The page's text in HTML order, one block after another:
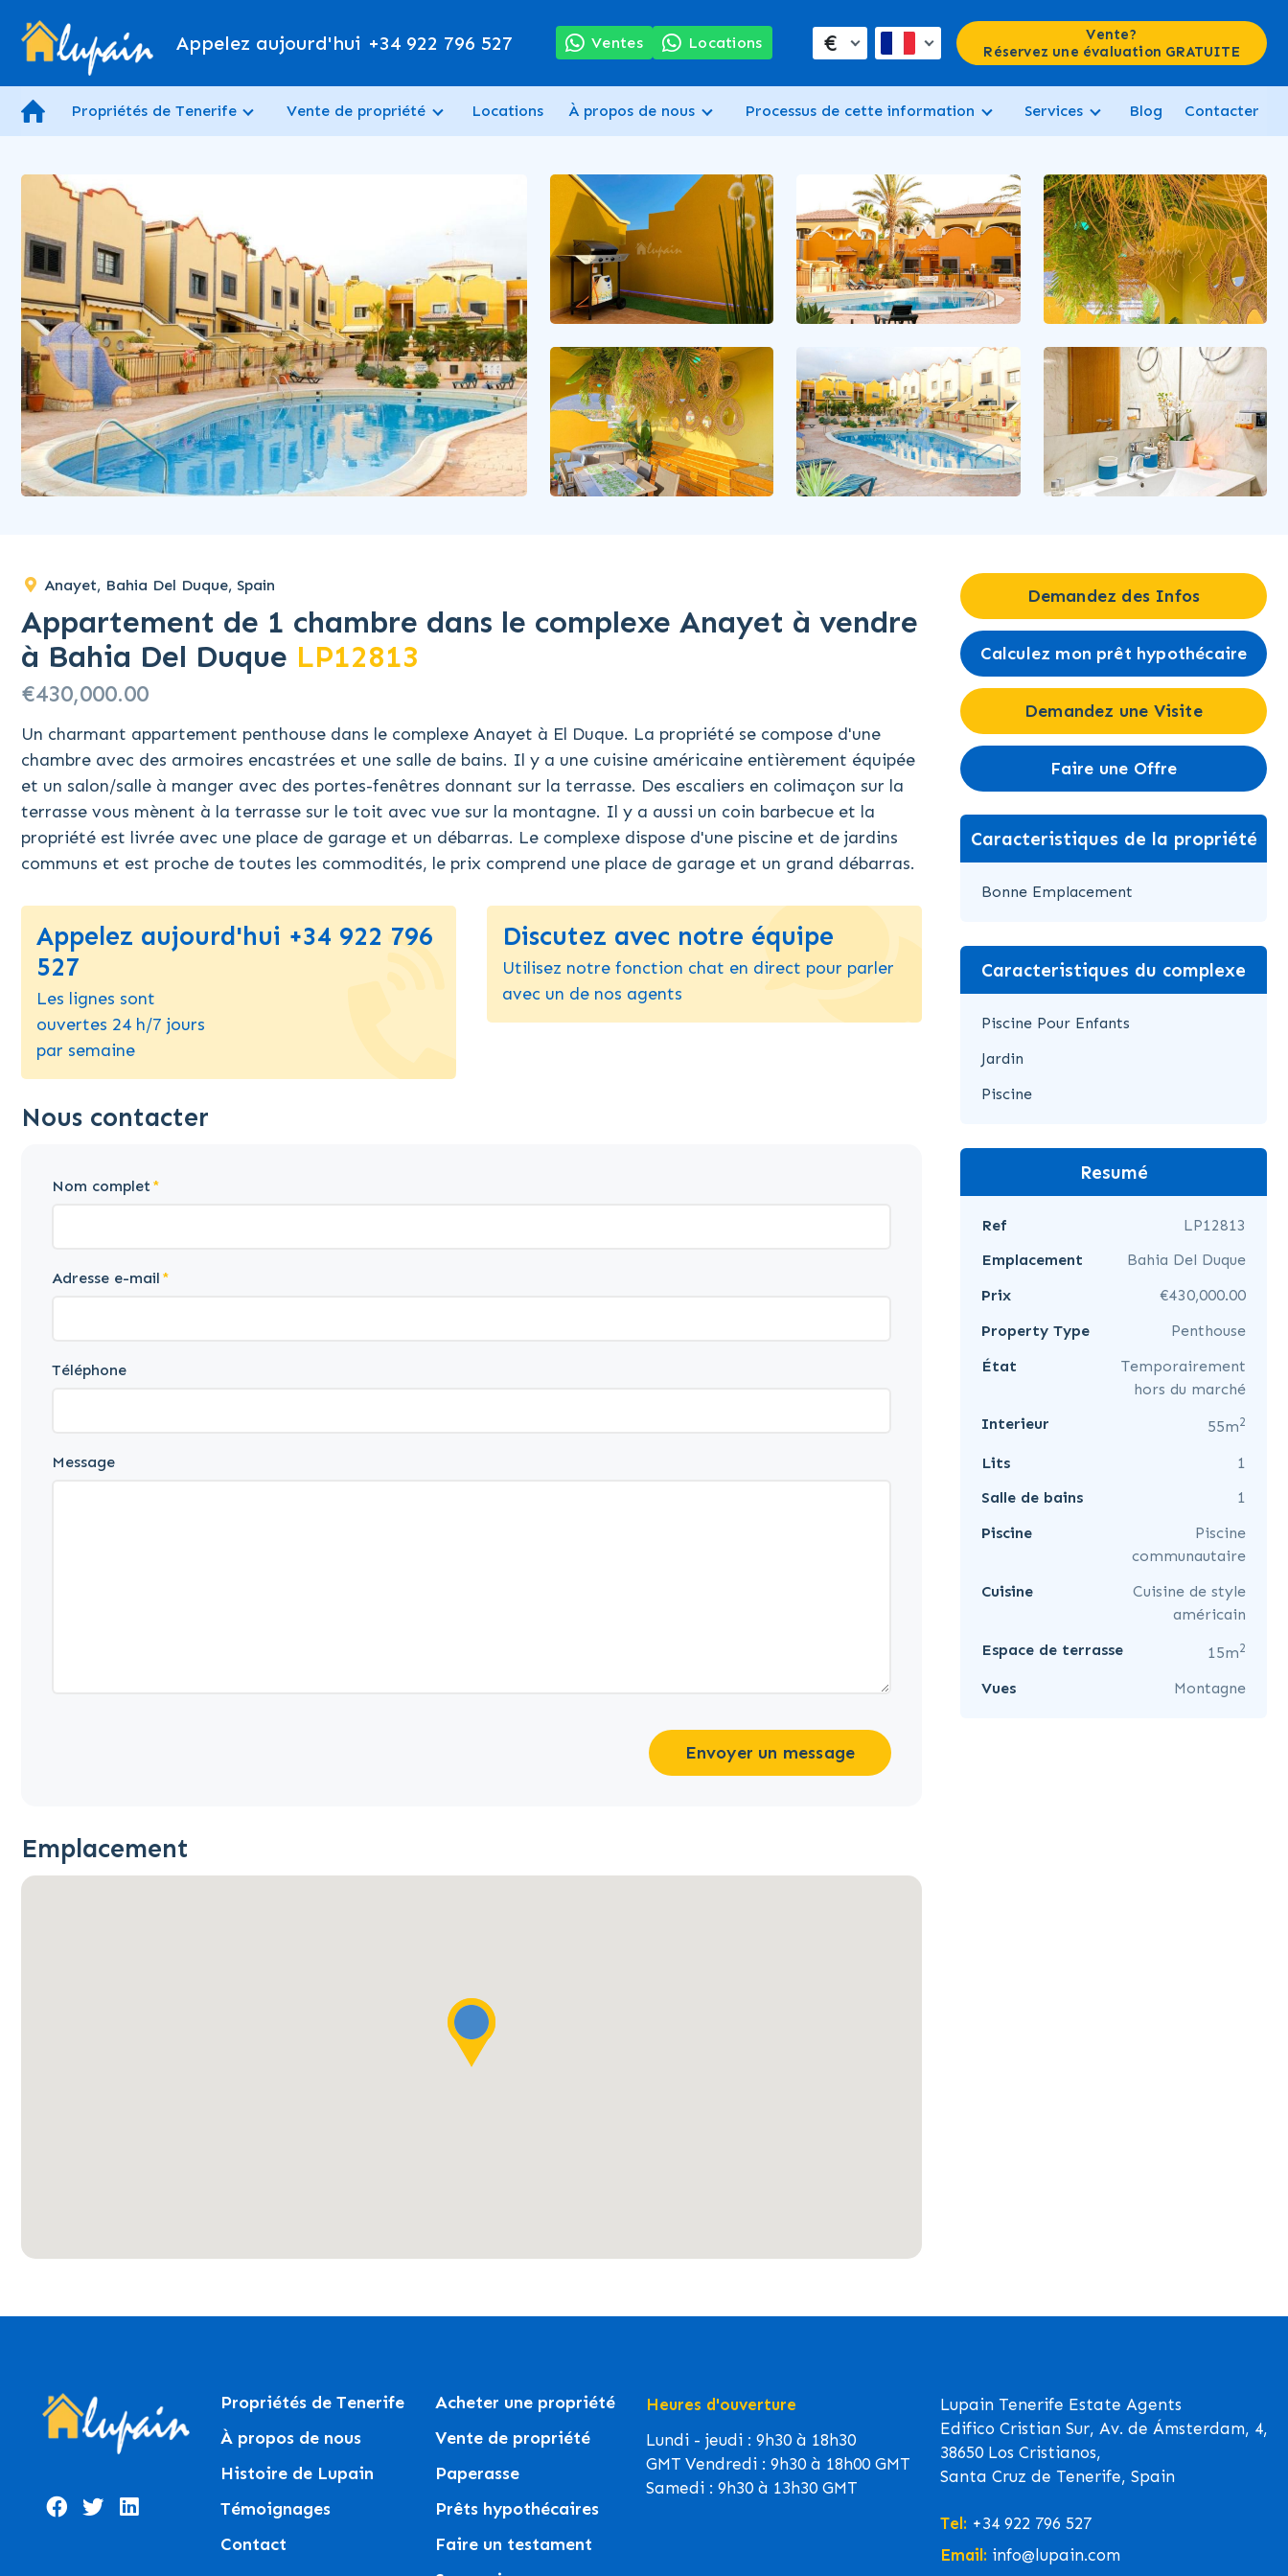
Appelez aujourd'hui +34 922 796 527 Ventes Locations €
Vente?
Réservez une évaluation GRATUITE
Propriétés de Tenerife Vente de propriété Locations À propos de nous Processus de cette information Services Blog Contacter
Anayet, Bahia Del Duque, Spain
Appartement de 1 chambre dans le complexe Anayet à vendre
à Bahia Del Duque LP12813
€430,000.00
Un charmant appartement penthouse dans le complexe Anayet à El Duque. La propriété se compose d'une
chambre avec des armoires encastrées et une salle de bains. Il y a une cuisine américaine entièrement équipée
et un salon/salle à manger avec des portes-fenêtres donnant sur la terrasse. Des escaliers en colimaçon sur la
terrasse vous mènent à la terrasse sur le toit avec vue sur la montagne. Il y a aussi un coin barbecue et la
propriété est livrée avec une place de garage et un débarras. Le complexe dispose d'une piscine et de jardins
communs et est proche de toutes les commodités, le prix comprend une place de garage et un grand débarras.
Appelez aujourd'hui +34 922 796
527
Les lignes sont
ouvertes 24 h/7 jours
par semaine
Discutez avec notre équipe
Utilisez notre fonction chat en direct pour parler
avec un de nos agents
Nous contacter
Nom complet
Adresse e-mail
Téléphone
Message
Envoyer un message
Emplacement
Demandez des Infos
Calculez mon prêt hypothécaire
Demandez une Visite
Faire une Offre
Caracteristiques de la propriété
Bonne Emplacement
Caracteristiques du complexe
Piscine Pour Enfants
Jardin
Piscine
Resumé
Ref
LP12813
Emplacement
Bahia Del Duque
Prix
€430,000.00
Property Type
Penthouse
État
Temporairement
hors du marché
Interieur
55m2
Lits
1
Salle de bains
1
Piscine
Piscine
communautaire
Cuisine
Cuisine de style
américain
Espace de terrasse
15m2
Vues Montagne
Propriétés de Tenerife
À propos de nous
Histoire de Lupain
Témoignages
Contact
Acheter une propriété
Vente de propriété
Paperasse
Prêts hypothécaires
Faire un testament
Heures d'ouverture
Lundi - jeudi : 9h30 à 18h30
GMT Vendredi : 9h30 à 18h00 GMT
Samedi : 9h30 à 13h30 GMT
Lupain Tenerife Estate Agents
Edifico Cristian Sur, Av. de Ámsterdam, 4,
38650 Los Cristianos,
Santa Cruz de Tenerife, Spain
Tel: +34 922 796 527
Email: info@lupain.com